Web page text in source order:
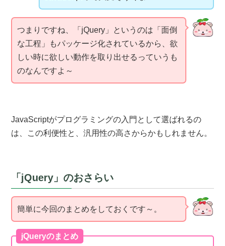
つまりですね、「jQuery」というのは「面倒
な工程」もパッケージ化されているから、欲
しい時に欲しい動作を取り出せるっていうも
のなんですよ～
JavaScriptがプログラミングの入門として選ばれるの
は、この利便性と、汎用性の高さからかもしれません。
「jQuery」のおさらい
簡単に今回のまとめをしておくです～。
jQueryのまとめ